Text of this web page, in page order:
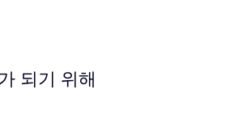
되기 위해